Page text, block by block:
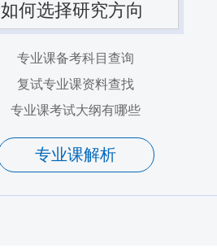
如何选择研究方向
专业课备考科目查询
复试专业课资料查找
专业课考试大纲有哪些
专业课解析